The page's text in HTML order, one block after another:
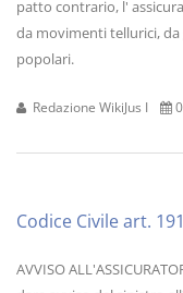
patto contrario, l'
da movimenti tellurici,
popolari.
Redazione WikiJus I
Codice Civile art.
AVVISO